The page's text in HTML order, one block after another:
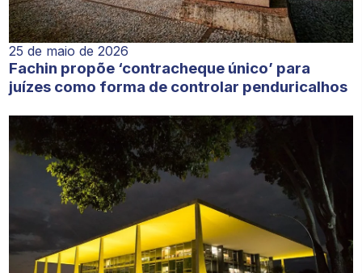
25 de maio de 2026
Fachin propõe ‘contracheque único’ para
juízes como forma de controlar penduricalhos